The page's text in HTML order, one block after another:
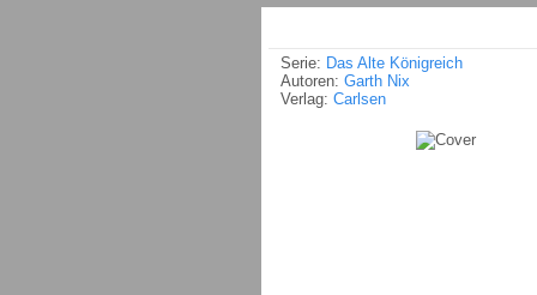
Serie: Das Alte Königreich
Autoren: Garth Nix
Verlag: Carlsen